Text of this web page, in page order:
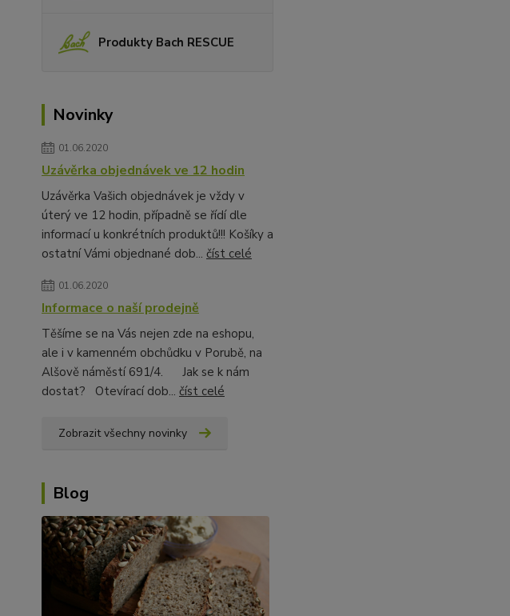
Produkty Bach RESCUE
Novinky
01.06.2020
Uzávěrka objednávek ve 12 hodin
Uzávěrka Vašich objednávek je vždy v
úterý ve 12 hodin, případně se řídí dle
informací u konkrétních produktů!!! Košíky a
ostatní Vámi objednané dob... číst celé
01.06.2020
Informace o naší prodejně
Těšíme se na Vás nejen zde na eshopu,
ale i v kamenném obchůdku v Porubě, na
Alšově náměstí 691/4. Jak se k nám
dostat? Otevírací dob... číst celé
Zobrazit všechny novinky
Blog